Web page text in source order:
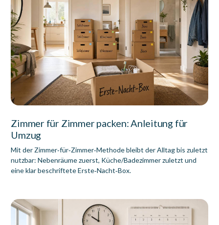
Zimmer für Zimmer packen: Anleitung für
Umzug
Mit der Zimmer‑für‑Zimmer‑Methode bleibt der Alltag bis zuletzt
nutzbar: Nebenräume zuerst, Küche/Badezimmer zuletzt und
eine klar beschriftete Erste‑Nacht‑Box.